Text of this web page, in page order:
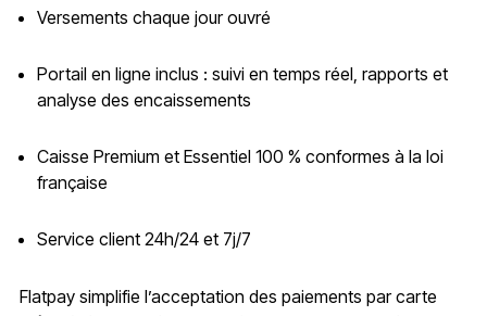
Versements chaque jour ouvré
Portail en ligne inclus : suivi en temps réel, rapports et
analyse des encaissements
Caisse Premium et Essentiel 100 % conformes à la loi
française
Service client 24h/24 et 7j/7
Flatpay simplifie l’acceptation des paiements par carte